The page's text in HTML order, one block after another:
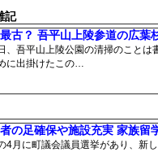
記
最古？ 吾平山上陵参道の広葉
、吾平山上陵公園の清掃のこと
に出掛けたこの…
の足確保や施設充実 家族留
4月に町議会議員選挙があり、新